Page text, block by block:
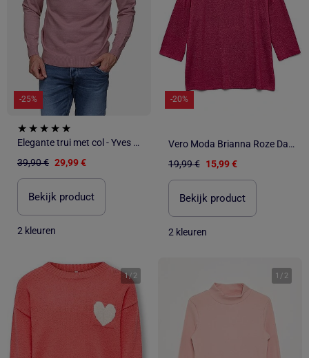
-25%
Elegante trui met col - Yves Enzo
39,90 € 29,99 €
Bekijk product
2 kleuren
-20%
Vero Moda Brianna Roze Dames Trui
19,99 € 15,99 €
Bekijk product
2 kleuren
1/ 2 1 / 2